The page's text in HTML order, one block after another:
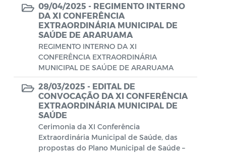
Atos Oficiais - Secretaria Municipal de
Política Social, Trabalho, Habitação,
Terceira Idade e Desenvolvimento
Humano
Autorização Para Início de Obras
Aviso de rescisão unilateral
CADEP - Comissão de Análise de Defesa
Prévia
CONCURSO GUARDA MUNICIPAL Nº 002
09/04/2025 - REGIMENTO INTERNO
DA XI CONFERÊNCIA
EXTRAORDINÁRIA MUNICIPAL DE
SAÚDE DE ARARUAMA
REGIMENTO INTERNO DA XI
CONFERÊNCIA EXTRAORDINÁRIA
MUNICIPAL DE SAÚDE DE ARARUAMA
28/03/2025 - EDITAL DE
CONVOCAÇÃO DA XI CONFERÊNCIA
EXTRAORDINÁRIA MUNICIPAL DE
SAÚDE
Cerimonia da XI Conferência
Extraordinária Municipal de Saúde, das
propostas do Plano Municipal de Saúde –